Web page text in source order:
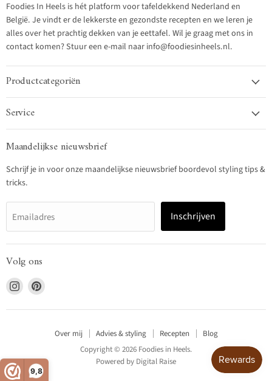
9,8
Foodies In Heels is hét platform voor tafeldekkend Nederland en
België. Je vindt er de lekkerste en gezondste recepten en we leren je
alles over het prachtig dekken van je eettafel. Wil je graag met ons in
contact komen? Stuur een e-mail naar info@foodiesinheels.nl.
Productcategoriën
Service
Maandelijkse nieuwsbrief
Schrijf je in voor onze maandelijkse nieuwsbrief boordevol styling tips &
tricks.
Emailadres Inschrijven
Volg ons
Vind
ons
op
Vind
op
Over mij Advies & styling Recepten
Blog
Copyright © 2026 Foodies in Heels.
Powered by Digital Raise